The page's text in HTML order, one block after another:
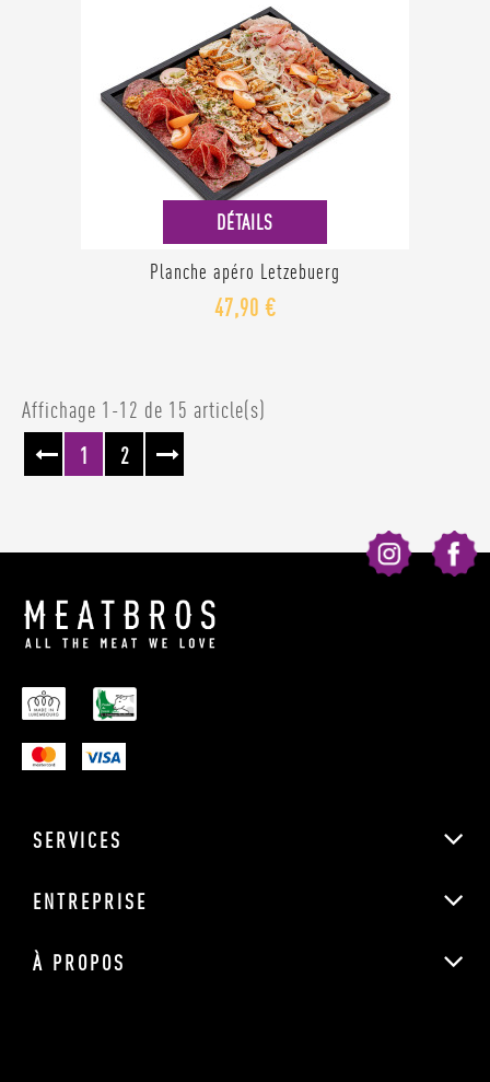
DÉTAILS
Planche apéro Letzebuerg
47,90 €
Affichage 1-12 de 15 article(s)
1
2
SERVICES
ENTREPRISE
À PROPOS